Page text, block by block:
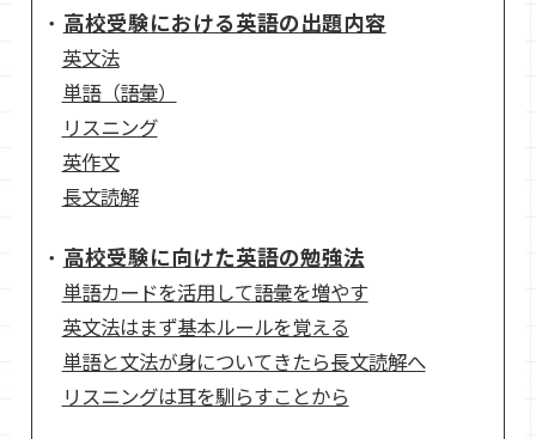
高校受験における英語の出題内容
英文法
単語（語彙）
リスニング
英作文
長文読解
高校受験に向けた英語の勉強法
単語カードを活用して語彙を増やす
英文法はまず基本ルールを覚える
単語と文法が身についてきたら長文読解へ
リスニングは耳を馴らすことから